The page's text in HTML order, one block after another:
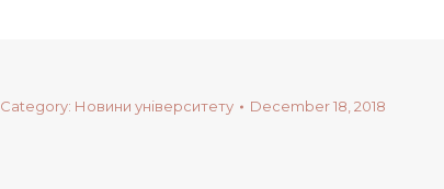
Category: Новини університету December 18, 2018